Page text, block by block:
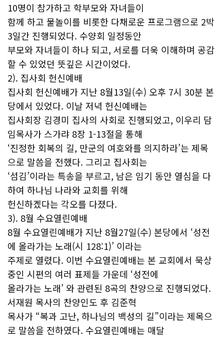
10명이 참가하고 학부모와 자녀들이
함께 하고 물놀이를 비롯한 다채로운 프로그램으로 2박
3일간 진행되었다. 수양회 일정동안
부모와 자녀들이 하나 되고, 서로를 더욱 이해하며 공감
할 수 있었던 뜻깊은 시간이었다.
2). 집사회 헌신예배
집사회 헌신예배가 지난 8월13일(수) 오후 7시 30분 본
당에서 있었다. 이날 저녁 헌신예배는
집사회장 김경미 집사의 사회로 진행되었고, 이우리 담
임목사가 스가랴 8장 1-13절을 통해
‘진정한 회복의 길, 만군의 여호와를 의지하라’는 제목
으로 말씀을 전했다. 그리고 집사회는
‘섬김’이라는 특송을 부르고, 남은 임기 동안 열심을 다
하여 하나님 나라와 교회를 위해
헌신하겠다는 각오를 다졌다.
3). 8월 수요열린예배
8월 수요열린예배가 지난 8월27일(수) 본당에서 ‘성전
에 올라가는 노래(시 128:1)’ 이라는
주제로 열렸다. 이번 수요열린예배는 본 교회에서 묵상
중인 시편의 여러 표제들 가운데 ‘성전에
올라가는 노래’ 와 관련된 8곡의 찬양으로 진행되었다.
서재원 목사의 찬양인도 후 김준혁
목사가 “복과 고난, 하나님의 백성의 길”이라는 제목으
로 말씀을 전하였다. 수요열린예배는 매달